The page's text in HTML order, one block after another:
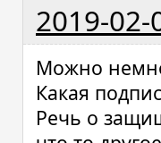
2019-02-
Можно
Какая
Речь о